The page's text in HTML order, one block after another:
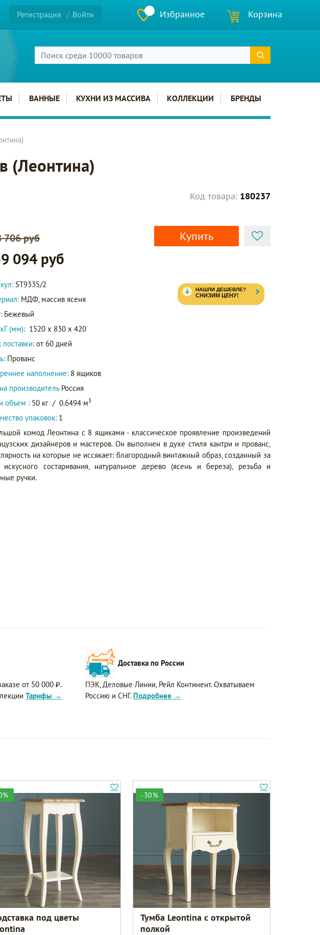
Регистрация Войти Избранное Корзина
ВАННЫЕ КУХНИ ИЗ МАССИВА КОЛЛЕКЦИИ БРЕНДЫ
(Леонтина)
Код товара: 180237
706 руб
094 руб
Купить
ST9335/2
МДФ, массив ясеня
Бежевый
(мм): 1520 x 830 x 420
от 60 дней
Прованс
наполнение: 8 ящиков
производитель Россия
объем : 50 кг / 0.6494 м3
упаковок: 1
комод Леонтина с 8 ящиками - классическое проявление произведений
дизайнеров и мастеров. Он выполнен в духе стиля кантри и прованс,
на которые не иссякает: благородный винтажный образ, созданный за
искусного состаривания, натуральное дерево (ясень и береза), резьба и
ручки.
от 50 000 ₽.
Тарифы →
Доставка по России
ПЭК, Деловые Линии, Рейл Континент. Охватываем
Россию и СНГ. Подробнее →
под цветы
-30%
Тумба Leontina с открытой
полкой